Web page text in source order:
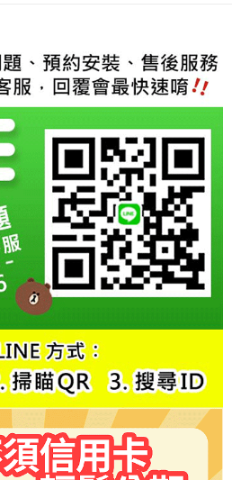
後才付款」的支付方式。 讓您購物簡單
證，即可結帳。
，再付款。
】
後付」後，將跳轉至「AFTEE先享後付」
額後，即可完成結帳。
費通知簡訊。
點擊此簡訊中的連結，可透過四大超商／
付款，方視為交易完成。
立刻繳費，但若您需要取消訂單，請聯絡
消之訂單仍視為有效，需透過AFTEE先享
後付 」之結帳頁面顯示為準，若有關於
款等相關疑問，請聯繫「AFTEE先享後付
support/home
提供之「AFTEE先享後付」服務完成之交
個人資料，並將交易相關給付款項請求債
。
覽以下網址：
定代理人或監護人之同意方可使用
上)免運費
上)免運費
上)免運費
上)免運費